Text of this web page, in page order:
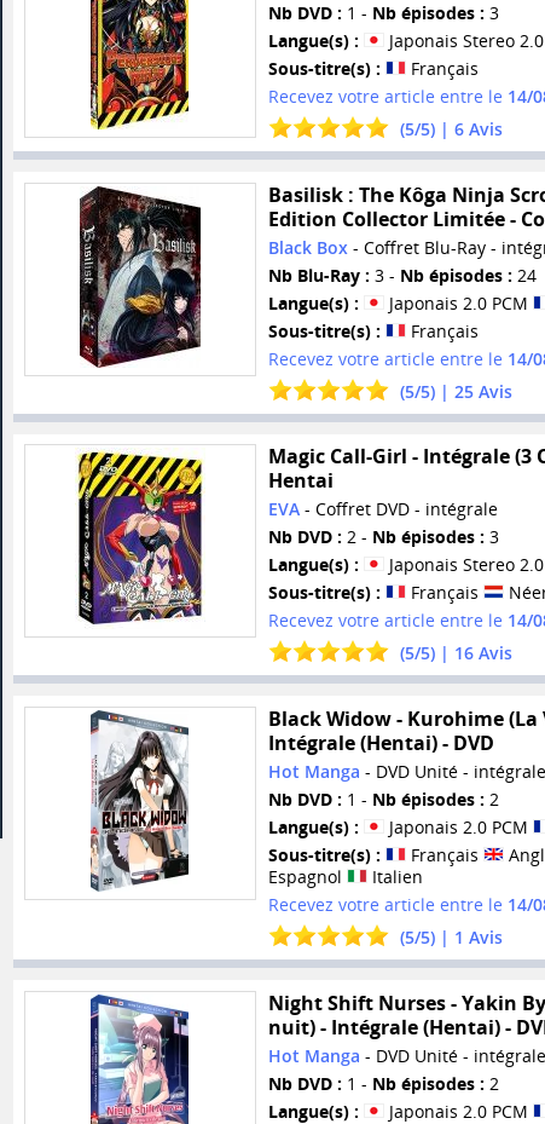
Nb DVD : 1 - Nb épisodes : 3
Langue(s) :
Japonais Stereo 2.0
Sous-titre(s) :
Français
Recevez votre article entre le 14/
(5/5) | 6Avis
Basilisk : The Kôga Ninja
Edition Collector Limitée -
Black Box- Coffret Blu-Ray -
Nb Blu-Ray : 3 - Nb épisodes : 24
Langue(s) :
Japonais 2.0 PCM
Sous-titre(s) :
Français
Recevez votre article entre le 14/
(5/5) | 25Avis
Magic Call-Girl - Intégrale (3
Hentai
EVA- Coffret DVD - intégrale
Nb DVD : 2 - Nb épisodes : 3
Langue(s) :
Japonais Stereo 2.0
Sous-titre(s) :
Français
Recevez votre article entre le 14/
(5/5) | 16Avis
Black Widow - Kurohime (La
Intégrale (Hentai) - DVD
Hot Manga - DVD Unité - intégrale
Nb DVD : 1 - Nb épisodes : 2
Langue(s) :
Japonais 2.0 PCM
Sous-titre(s) :
Français
Espagnol
Italien
Recevez votre article entre le 14/
(5/5) | 1 Avis
Night Shift Nurses - Yakin
nuit) - Intégrale (Hentai) -
Hot Manga - DVD Unité - intégrale
Nb DVD : 1 - Nb épisodes : 2
Langue(s) :
Japonais 2.0 PCM